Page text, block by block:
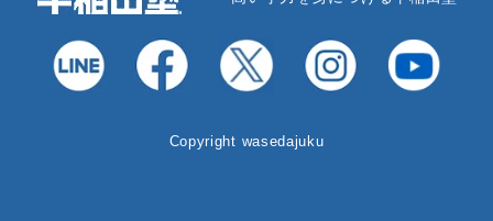
Copyright wasedajuku